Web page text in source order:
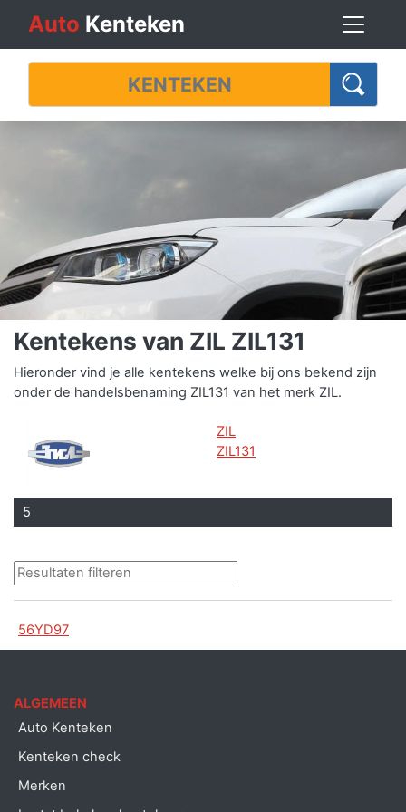
Auto Kenteken
Kentekens van ZIL ZIL131
Hieronder vind je alle kentekens welke bij ons bekend zijn
onder de handelsbenaming ZIL131 van het merk ZIL.
ZIL
ZIL131
5
56YD97
ALGEMEEN
Auto Kenteken
Kenteken check
Merken